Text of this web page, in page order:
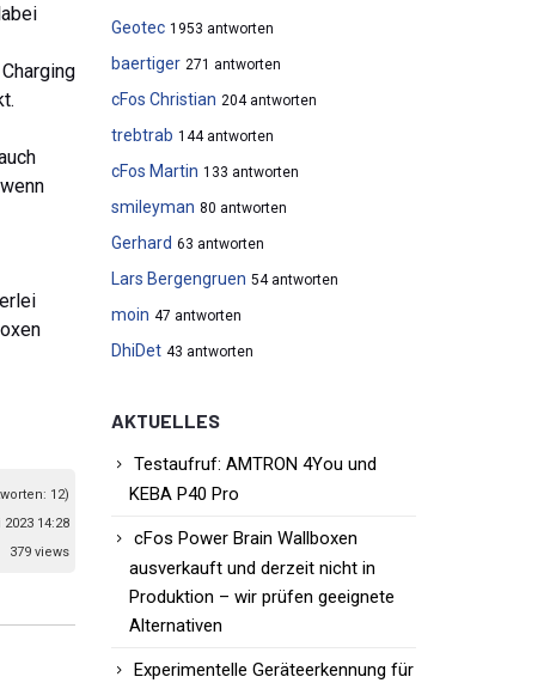
12)
14:28
379 views
Geotec 1953 antworten
baertiger 271 antworten
cFos Christian 204 antworten
trebtrab 144 antworten
cFos Martin 133 antworten
smileyman 80 antworten
Gerhard 63 antworten
Lars Bergengruen 54 antworten
moin 47 antworten
DhiDet 43 antworten
AKTUELLES
Testaufruf: AMTRON 4You und
KEBA P40 Pro
cFos Power Brain Wallboxen
ausverkauft und derzeit nicht in
Produktion – wir prüfen geeignete
Alternativen
Experimentelle Geräteerkennung für